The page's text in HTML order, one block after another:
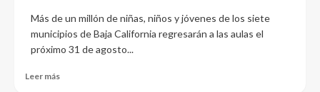
Más de un millón de niñas, niños y jóvenes de los siete
municipios de Baja California regresarán a las aulas el
próximo 31 de agosto...
Leer más